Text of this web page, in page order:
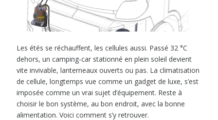
Les étés se réchauffent, les cellules aussi. Passé 32 °C
dehors, un camping-car stationné en plein soleil devient
vite invivable, lanterneaux ouverts ou pas. La climatisation
de cellule, longtemps vue comme un gadget de luxe, s’est
imposée comme un vrai sujet d’équipement. Reste à
choisir le bon système, au bon endroit, avec la bonne
alimentation. Voici comment s’y retrouver.